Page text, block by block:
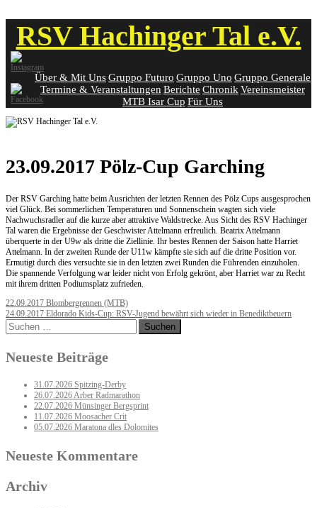
content
RSV Hachinger Tal e.V.
Über & Mit UnsGruppo Futuro Gruppo Uno Gruppo Generale
Termine & Veranstaltungen Berichte Chronik Vereinsmeister
MTB Isar Cup Für Uns
23.09.2017 Pölz-Cup Garching
Der RSV Garching hatte beim Ausrichten der letzten Rennen des Pölz Cups ausgesprochen
viel Glück. Bei sommerlichen Temperaturen und Sonnenschein wagten sich viele
Nachwuchsradler auf die kurze aber attraktive Waldstrecke. Aus Sicht des RSV Hachinger
Tal waren die Ergebnisse der Geschwister Attelmann erfreulich. Beatrix Attelmann
überquerte in der U9w als dritte die Ziellinie. Ihr bestes Rennen der Saison hatte Harriet
Attelmann. In der zweiten Runde der U11w kämpfte sie sich auf die dritte Position vor.
Ermutigt durch dies versuchte sie in den letzten zwei Runden die Führenden einzuholen.
Die spannende Verfolgung war leider nicht von Erfolg gekrönt, aber Harriet war zu Recht
mit ihrem dritten Podiumsplatz zufrieden.
Post
navigation
22.09.2017 Blombergrennen (MTB)
24.09.2017 Eldorado Kids-Cup: RSV-Jugend bewährt sich wieder in Benediktbeuern
Suchen
nach:
Neueste Beiträge
31.07.2026 Spitzing-Derby
26.07.2026 Arber Radmarathon
22.07.2026 Münsinger Bergsprint
11.07.2026 Moosacher Crit
05.07.2026 Maratona dles Dolomites
Neueste Kommentare
Archiv